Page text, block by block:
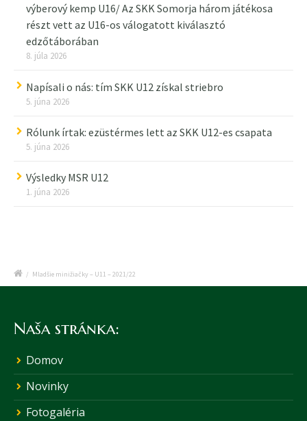
výberový kemp U16/ Az SKK Somorja három játékosa
részt vett az U16-os válogatott kiválasztó
edzőtáborában
8. júla 2026
Napísali o nás: tím SKK U12 získal striebro
5. júna 2026
Rólunk írtak: ezüstérmes lett az SKK U12-es csapata
5. júna 2026
Výsledky MSR U12
1. júna 2026
/ Mladšie minižiačky – U11 – 2021/22
Naša stránka:
Domov
Novinky
Fotogaléria